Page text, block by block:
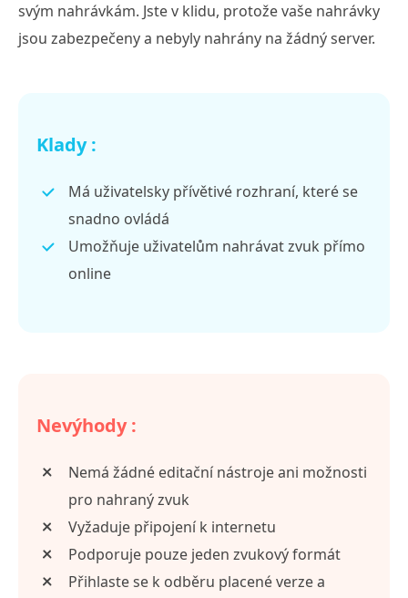
svým nahrávkám. Jste v klidu, protože vaše nahrávky
jsou zabezpečeny a nebyly nahrány na žádný server.
Klady :
Má uživatelsky přívětivé rozhraní, které se
snadno ovládá
Umožňuje uživatelům nahrávat zvuk přímo
online
Nevýhody :
Nemá žádné editační nástroje ani možnosti
pro nahraný zvuk
Vyžaduje připojení k internetu
Podporuje pouze jeden zvukový formát
Přihlaste se k odběru placené verze a